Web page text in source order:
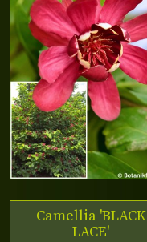
Camellia 'BLACK
LACE'